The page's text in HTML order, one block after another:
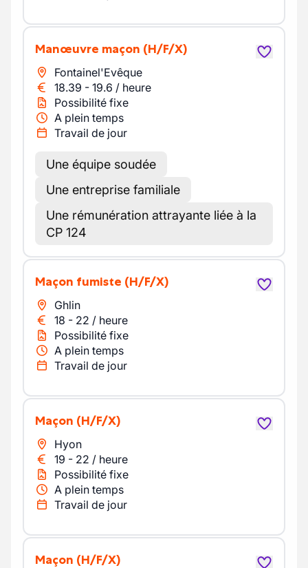
Manœuvre maçon (H/F/X)
Fontainel'Evêque
18.39 - 19.6 / heure
Possibilité fixe
A plein temps
Travail de jour
Une équipe soudée
Une entreprise familiale
Une rémunération attrayante liée à la
CP 124
maçon fumiste (H/F/X)
Ghlin
18 - 22 / heure
Possibilité fixe
A plein temps
Travail de jour
Maçon (H/F/X)
Hyon
19 - 22 / heure
Possibilité fixe
A plein temps
Travail de jour
Maçon (H/F/X)